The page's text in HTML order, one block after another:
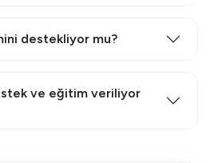
destekliyor mu?
ve eğitim veriliyor